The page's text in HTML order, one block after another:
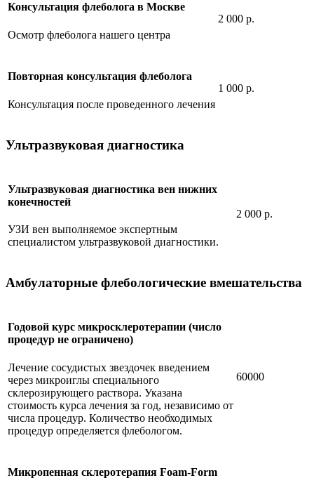
Консультация флеболога в Москве
Осмотр флеболога нашего центра
2 000 р.
Повторная консультация флеболога
Консультация после проведенного лечения
1 000 р.
Ультразвуковая диагностика
Ультразвуковая диагностика вен нижних
конечностей
УЗИ вен выполняемое экспертным
специалистом ультразвуковой диагностики.
2 000 р.
Амбулаторные флебологические вмешательства
Годовой курс микросклеротерапии (число
процедур не ограничено)
Лечение сосудистых звездочек введением
через микроиглы специального
склерозирующего раствора. Указана
стоимость курса лечения за год, независимо от
числа процедур. Количество необходимых
процедур определяется флебологом.
60000
Микропенная склеротерапия Foam-Form